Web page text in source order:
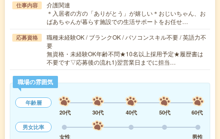
仕事内容
介護関連
＊入居者の方の「ありがとう」が嬉しい＊おじいちゃん、お
ばあちゃんが暮らす施設での生活サポートをお任せ…
応募資格
職種未経験OK / ブランクOK / パソコンスキル不要 / 英語力不
要
無資格・未経験OK年齢不問★10名以上採用予定★履歴書は
不要です▽応募後の流れ1)翌営業日までに担当…
職場の雰囲気
年齢層
20代
30代 40代 50代
60代
男女比率
女性
男性